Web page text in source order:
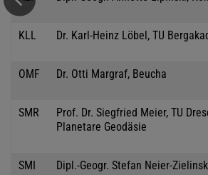
KLL Dr. Karl-Heinz Löbel, TU
OMF Dr. Otti Margraf, Beucha
SMR
Prof. Dr. Siegfried Meier, TU
Planetare Geodäsie
SMI Dipl.-Geogr. Stefan Neier-